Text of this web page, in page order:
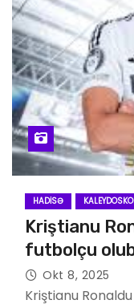
HADISƏ
Kriştianu
futbolçu
Okt 8, 2025
Kriştianu